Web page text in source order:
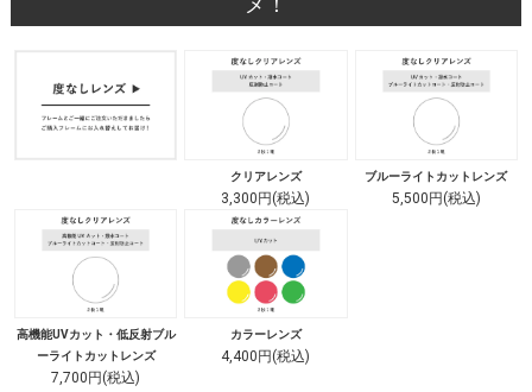
クリアレンズ
3,300円(税込)
ブルーライトカットレンズ
5,500円(税込)
高機能UVカット・低反射ブル
ーライトカットレンズ
7,700円(税込)
カラーレンズ
4,400円(税込)